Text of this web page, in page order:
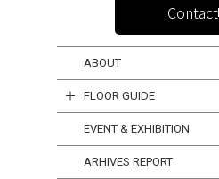
Contact
ABOUT
FLOOR GUIDE
EVENT & EXHIBITION
ARHIVES REPORT